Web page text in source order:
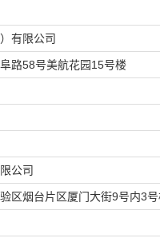
有限公司
路58号美航花园15号楼
公司
区烟台片区厦门大街9号内3